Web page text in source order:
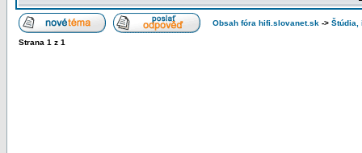
Obsah fóra hifi.slovanet.sk -> Štúdia,
Strana 1 z 1